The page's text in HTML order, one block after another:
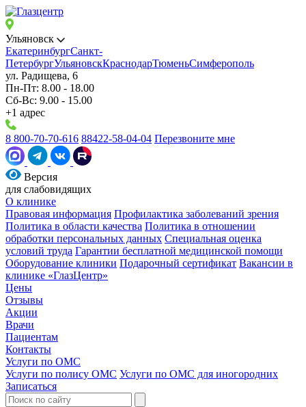
Ульяновск
ЕкатеринбургСанкт-
ПетербургУльяновскКраснодарТюменьСимферополь
ул. Радищева, 6
Пн-Пт: 8.00 - 18.00
Сб-Вс: 9.00 - 15.00
+1 адрес
8 800-70-70-616 88422-58-04-04 Перезвоните мне
Версия
для слабовидящих
О клинике
Правовая информация Профилактика заболеваний зрения
Политика в области качества Политика в отношении
обработки персональных данных Специальная оценка
условий труда Гарантии бесплатной медицинской помощи
Оборудование клиники Подарочный сертификат Вакансии в
клинике «ГлазЦентр»
Цены
Отзывы
Акции
Врачи
Пациентам
Контакты
Услуги по ОМС
Услуги по полису ОМС Услуги по ОМС для иногородних
Записаться